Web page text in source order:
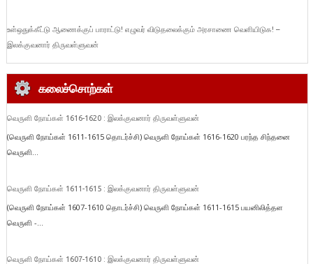
உள்ஒதுக்கீட்டு ஆணைக்குப் பாராட்டு! எழுவர் விடுதலைக்கும் அரசாணை வெளியிடுக! –
இலக்குவனார் திருவள்ளுவன்
கலைச்சொற்கள்
வெருளி நோய்கள் 1616-1620 : இலக்குவனார் திருவள்ளுவன்
(வெருளி நோய்கள் 1611-1615 தொடர்ச்சி) வெருளி நோய்கள் 1616-1620 பரந்த சிந்தனை
வெருளி...
வெருளி நோய்கள் 1611-1615 : இலக்குவனார் திருவள்ளுவன்
(வெருளி நோய்கள் 1607-1610 தொடர்ச்சி) வெருளி நோய்கள் 1611-1615 பயனிலித்தள
வெருளி -...
வெருளி நோய்கள் 1607-1610 : இலக்குவனார் திருவள்ளுவன்